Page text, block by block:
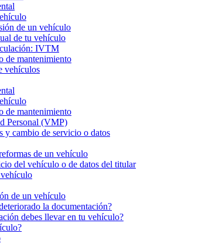
de un vehículo
de tu vehículo
IVTM
de mantenimiento
vehículos
de mantenimiento
Personal (VMP)
y cambio de servicio o datos
de un vehículo
del vehículo o de datos del titular
de un vehículo
la documentación?
debes llevar en tu vehículo?